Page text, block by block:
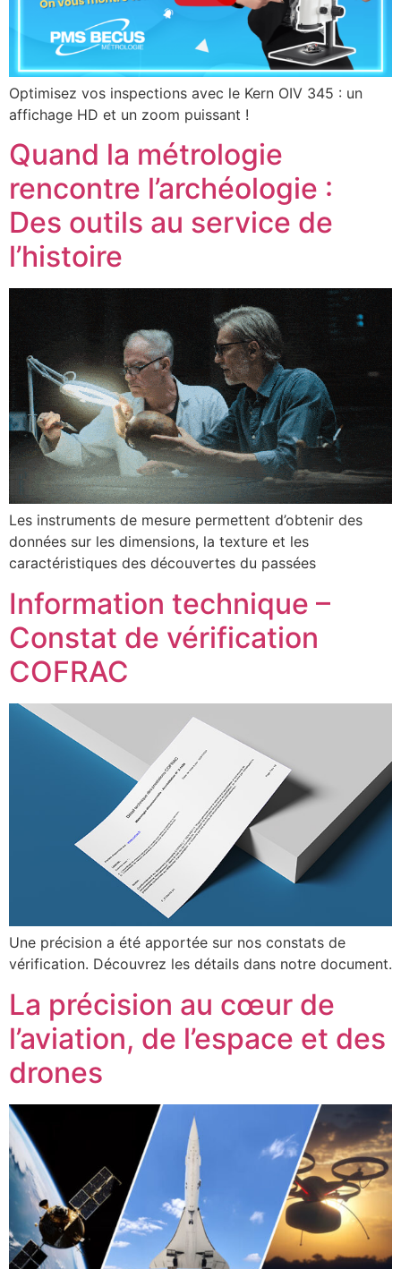
Optimisez vos inspections avec le Kern OIV 345 : un
affichage HD et un zoom puissant !
Quand la métrologie
rencontre l’archéologie :
Des outils au service de
l’histoire
Les instruments de mesure permettent d’obtenir des
données sur les dimensions, la texture et les
caractéristiques des découvertes du passées
Information technique –
Constat de vérification
COFRAC
Une précision a été apportée sur nos constats de
vérification. Découvrez les détails dans notre document.
La précision au cœur de
l’aviation, de l’espace et des
drones